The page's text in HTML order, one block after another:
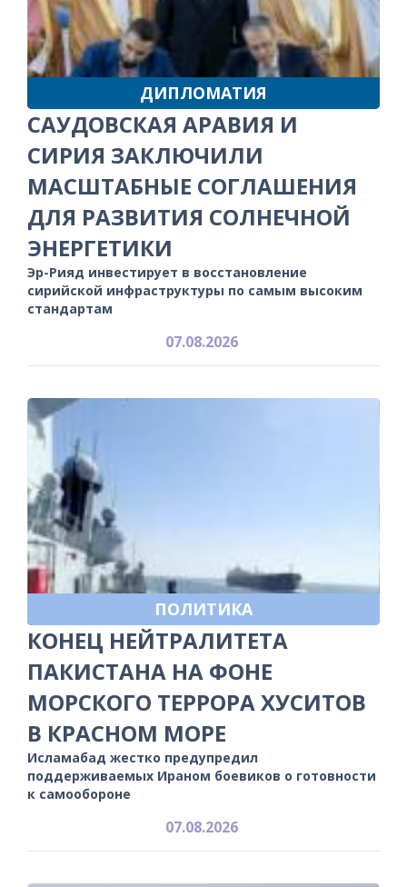
ДИПЛОМАТИЯ
САУДОВСКАЯ АРАВИЯ И
СИРИЯ ЗАКЛЮЧИЛИ
МАСШТАБНЫЕ СОГЛАШЕНИЯ
ДЛЯ РАЗВИТИЯ СОЛНЕЧНОЙ
ЭНЕРГЕТИКИ
Эр-Рияд инвестирует в восстановление
сирийской инфраструктуры по самым высоким
стандартам
07.08.2026
ПОЛИТИКА
КОНЕЦ НЕЙТРАЛИТЕТА
ПАКИСТАНА НА ФОНЕ
МОРСКОГО ТЕРРОРА ХУСИТОВ
В КРАСНОМ МОРЕ
Исламабад жестко предупредил
поддерживаемых Ираном боевиков о готовности
к самообороне
07.08.2026